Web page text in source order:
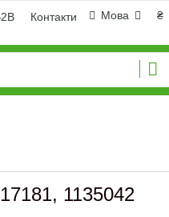
₴
Мова
Контакти
1135042